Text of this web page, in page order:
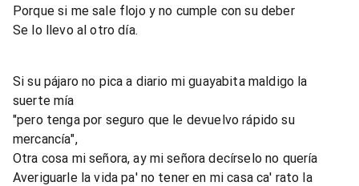
Porque si me sale flojo y no cumple con su deber
Se lo llevo al otro día.
Si su pájaro no pica a diario mi guayabita maldigo la
suerte mía
"pero tenga por seguro que le devuelvo rápido su
mercancía",
Otra cosa mi señora, ay mi señora decírselo no quería
Averiguarle la vida pa' no tener en mi casa ca' rato la